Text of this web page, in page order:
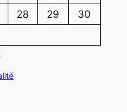
28 29
30